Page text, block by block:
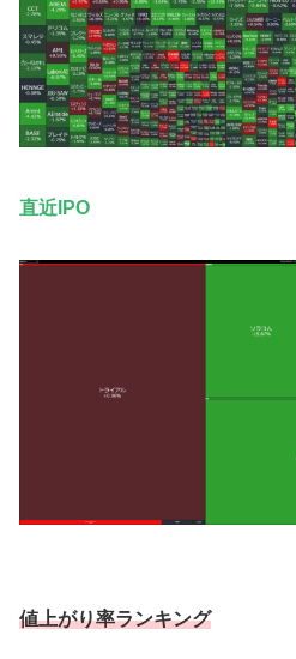
直近IPO
値上がり率ランキング